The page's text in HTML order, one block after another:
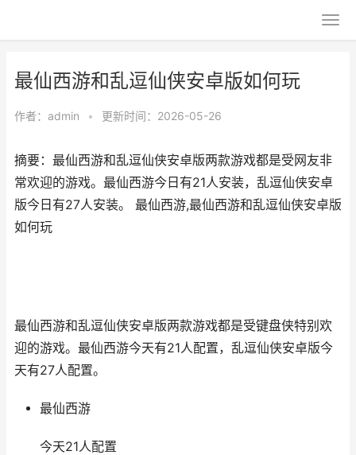
最仙西游和乱逗仙侠安卓版如何玩
作者： admin • 更新时间：2026-05-26
摘要：最仙西游和乱逗仙侠安卓版两款游戏都是受网友非
常欢迎的游戏。最仙西游今日有21人安装，乱逗仙侠安卓
版今日有27人安装。 最仙西游,最仙西游和乱逗仙侠安卓版
如何玩
最仙西游和乱逗仙侠安卓版两款游戏都是受键盘侠特别欢
迎的游戏。最仙西游今天有21人配置，乱逗仙侠安卓版今
天有27人配置。
最仙西游
今天21人配置